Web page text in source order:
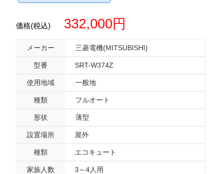
価格(税込) 332,000円
メーカー 三菱電機(MITSUBISHI)
型番 SRT-W374Z
使用地域 一般地
種類 フルオート
形状 薄型
設置場所 屋外
種類 エコキュート
家族人数 3～4人用